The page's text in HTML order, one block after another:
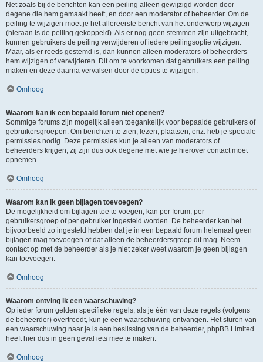
Net zoals bij de berichten kan een peiling alleen gewijzigd worden door
degene die hem gemaakt heeft, en door een moderator of beheerder. Om de
peiling te wijzigen moet je het allereerste bericht van het onderwerp wijzigen
(hieraan is de peiling gekoppeld). Als er nog geen stemmen zijn uitgebracht,
kunnen gebruikers de peiling verwijderen of iedere peilingsoptie wijzigen.
Maar, als er reeds gestemd is, dan kunnen alleen moderators of beheerders
hem wijzigen of verwijderen. Dit om te voorkomen dat gebruikers een peiling
maken en deze daarna vervalsen door de opties te wijzigen.
Omhoog
Waarom kan ik een bepaald forum niet openen?
Sommige forums zijn mogelijk alleen toegankelijk voor bepaalde gebruikers of
gebruikersgroepen. Om berichten te zien, lezen, plaatsen, enz. heb je speciale
permissies nodig. Deze permissies kun je alleen van moderators of
beheerders krijgen, zij zijn dus ook degene met wie je hierover contact moet
opnemen.
Omhoog
Waarom kan ik geen bijlagen toevoegen?
De mogelijkheid om bijlagen toe te voegen, kan per forum, per
gebruikersgroep of per gebruiker ingesteld worden. De beheerder kan het
bijvoorbeeld zo ingesteld hebben dat je in een bepaald forum helemaal geen
bijlagen mag toevoegen of dat alleen de beheerdersgroep dit mag. Neem
contact op met de beheerder als je niet zeker weet waarom je geen bijlagen
kan toevoegen.
Omhoog
Waarom ontving ik een waarschuwing?
Op ieder forum gelden specifieke regels, als je één van deze regels (volgens
de beheerder) overtreedt, kun je een waarschuwing ontvangen. Het sturen van
een waarschuwing naar je is een beslissing van de beheerder, phpBB Limited
heeft hier dus in geen geval iets mee te maken.
Omhoog